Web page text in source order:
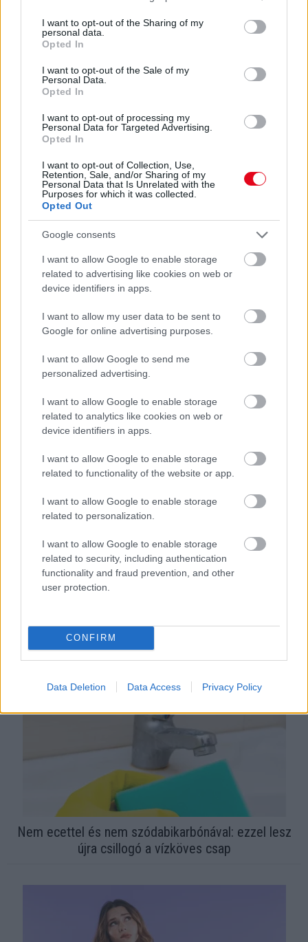
not limited to your visit or usage behaviour. You may click to
grant or deny consent to Google and its third-party tags to
use your data for below specified purposes in below Google
consent section.
I want to opt-out of the Sharing of my
personal data.
Opted In
I want to opt-out of the Sale of my
Personal Data.
Opted In
I want to opt-out of processing my
Personal Data for Targeted Advertising.
Opted In
I want to opt-out of Collection, Use,
Retention, Sale, and/or Sharing of my
Personal Data that Is Unrelated with the
Purposes for which it was collected.
Opted Out
Google consents
I want to allow Google to enable storage
related to advertising like cookies on web or
device identifiers in apps.
I want to allow my user data to be sent to
Google for online advertising purposes.
I want to allow Google to send me
personalized advertising.
I want to allow Google to enable storage
related to analytics like cookies on web or
device identifiers in apps.
I want to allow Google to enable storage
related to functionality of the website or app.
I want to allow Google to enable storage
related to personalization.
I want to allow Google to enable storage
related to security, including authentication
functionality and fraud prevention, and other
user protection.
CONFIRM
Data Deletion Data Access Privacy Policy
A GYÓGYSZEREIKET – EMIATT
08. 01.
EGYRE TÖBB FIATALNÁL JELENTKEZIK EZ A
Erre figyelj!
07. 31.
NEM A CITROMSAV, AZ ECET VAGY A
SZÓDABIKARBÓNA A LEGERŐSEBB: EZT HASZNÁLJÁK A
SZÁLLODÁKBAN A VÍZKŐ ELLEN
Ez a szer tényleg eltünteti a vízkövet
07. 31.
HAGYD A SÓT: EGY CSIPET EBBŐL A FŐZŐVÍZBE,
ÉS SOKKAL FINOMABB LESZ A FŐTT KRUMPLI
Titkos hozzávaló
07. 31.
EZZEL LOCSOLD HETENTE EGYSZER: KÉTSZER
ANNYI VIRÁGOT HOZ MAJD A MUSKÁTLI, HA EZT CSINÁLOD
24 óra
megoldás, mint gondolnád
Nem ecettel és nem szódabikarbónával: ezzel lesz
újra csillogó a vízköves csap